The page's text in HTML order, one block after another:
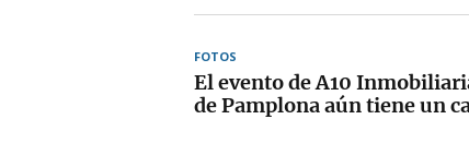
FOTOS
El evento de A10
de Pamplona aún tiene un